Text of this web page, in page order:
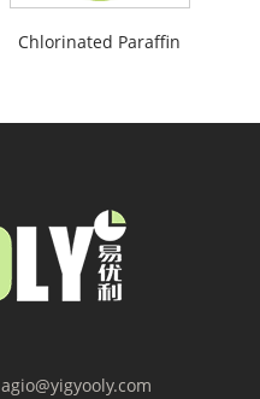
Chlorinated Paraffin
agio@yigyooly.com